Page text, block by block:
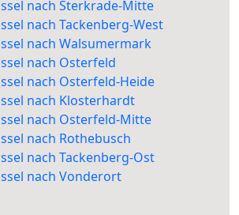
nach Sterkrade-Mitte
nach Tackenberg-West
nach Walsumermark
nach Osterfeld
nach Osterfeld-Heide
nach Klosterhardt
nach Osterfeld-Mitte
nach Rothebusch
nach Tackenberg-Ost
nach Vonderort